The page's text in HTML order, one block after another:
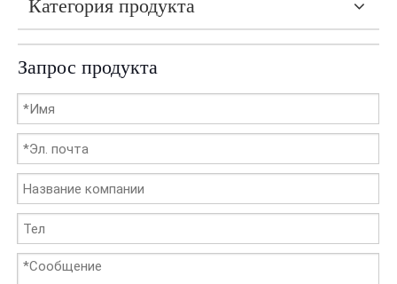
Категория продукта
Запрос продукта